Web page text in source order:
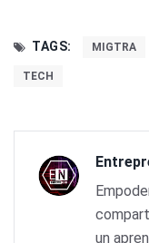
TAGS: MIGTRA
TECH
un